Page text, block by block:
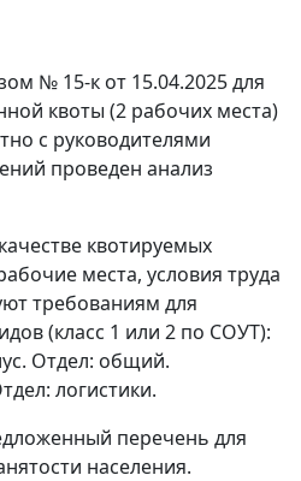
№ 15-к от 15.04.2025 для
квоты (2 рабочих места)
с руководителями
проведен анализ
квотируемых
места, условия труда
требованиям для
(класс 1 или 2 по СОУТ):
Отдел: общий.
логистики.
перечень для
населения.